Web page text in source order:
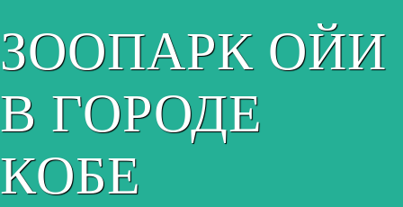
ЗООПАРК ОЙИ
В ГОРОДЕ
КОБЕ